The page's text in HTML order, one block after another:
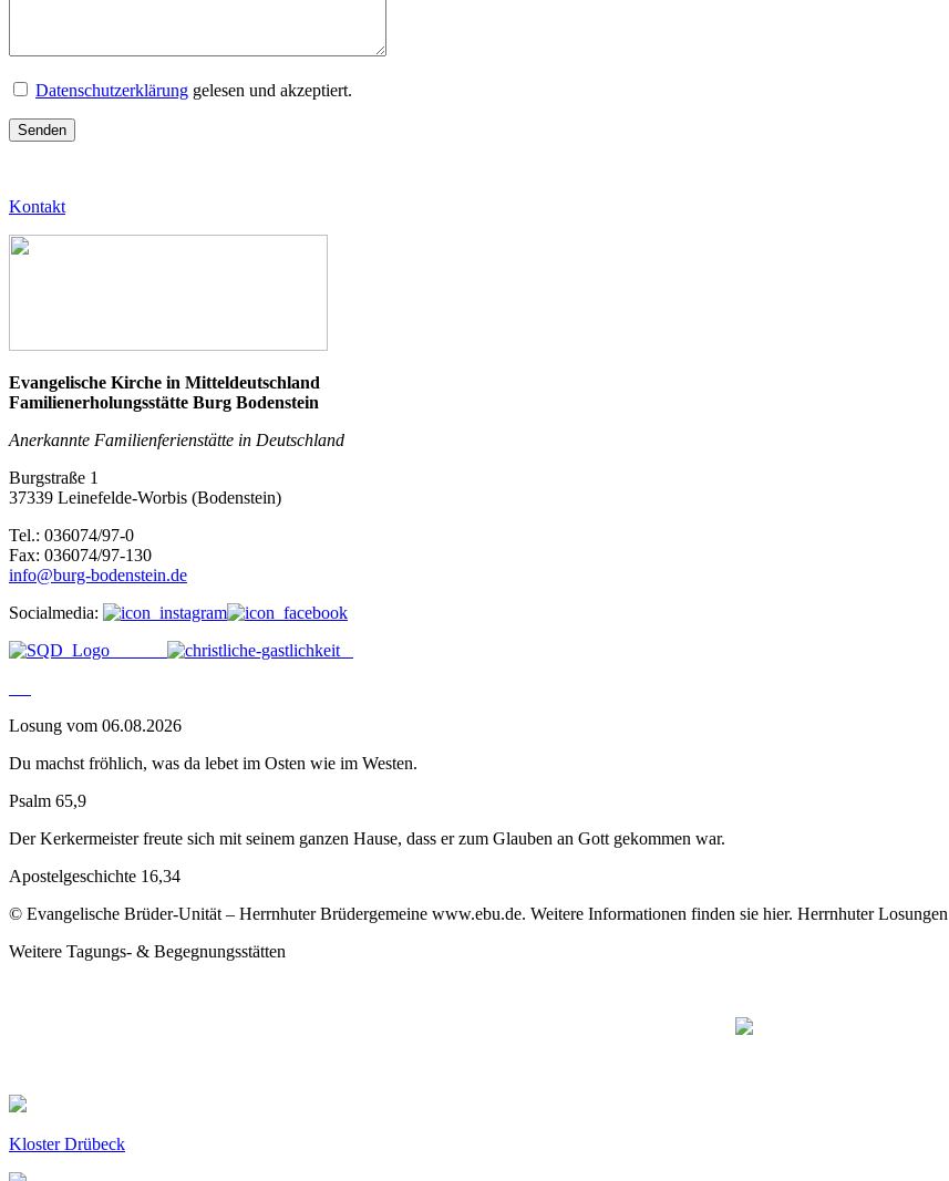
Bitte lasse dieses Feld leer.
Datenschutzerklärung gelesen und akzeptiert.
Kontakt
Evangelische Kirche in Mitteldeutschland
Familienerholungsstätte Burg Bodenstein
Anerkannte Familienferienstätte in Deutschland
Burgstraße 1
37339 Leinefelde-Worbis (Bodenstein)
Tel.: 036074/97-0
Fax: 036074/97-130
info@burg-bodenstein.de
Socialmedia:
Losung vom 06.08.2026
Du machst fröhlich, was da lebet im Osten wie im Westen.
Psalm 65,9
Der Kerkermeister freute sich mit seinem ganzen Hause, dass er zum Glauben an Gott gekommen war.
Apostelgeschichte 16,34
© Evangelische Brüder-Unität – Herrnhuter Brüdergemeine www.ebu.de. Weitere Informationen finden sie hier. Herrnhuter Losungen
Weitere Tagungs- & Begegnungsstätten
Kloster Drübeck